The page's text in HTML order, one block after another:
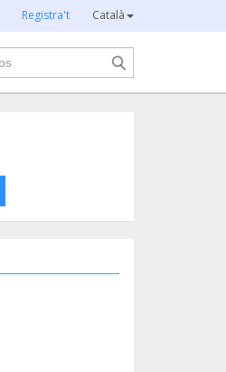
Registra't Català